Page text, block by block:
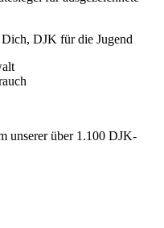
DJK für die Jugend
unserer über 1.100 DJK-